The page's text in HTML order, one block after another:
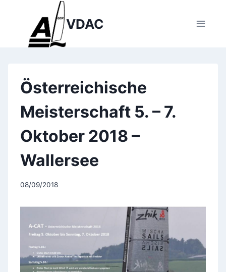
springen
VDAC
Österreichische
Meisterschaft 5. – 7.
Oktober 2018 –
Wallersee
08/09/2018